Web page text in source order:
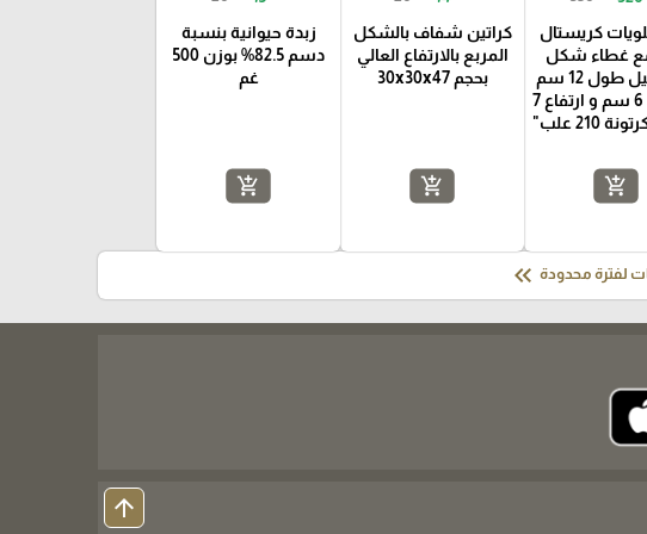
كريستال
غطاء شكل
مستطيل طول 12 سم
و عرض 6 سم و ارتفاع 7
210 علب"
add_shopping_cart
كراتين شفاف بالشكل
المربع بالارتفاع العالي
بحجم 30x30x47
add_shopping_cart
زبدة حيوانية بنسبة
دسم 82.5% بوزن 500
غم
add_shopping_cart
لفترة محدودة keyboard_double_arrow_left
arrow_upward